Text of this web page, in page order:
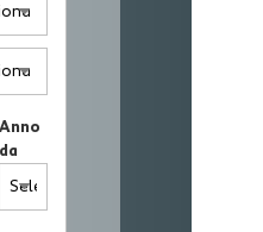
Anno
da